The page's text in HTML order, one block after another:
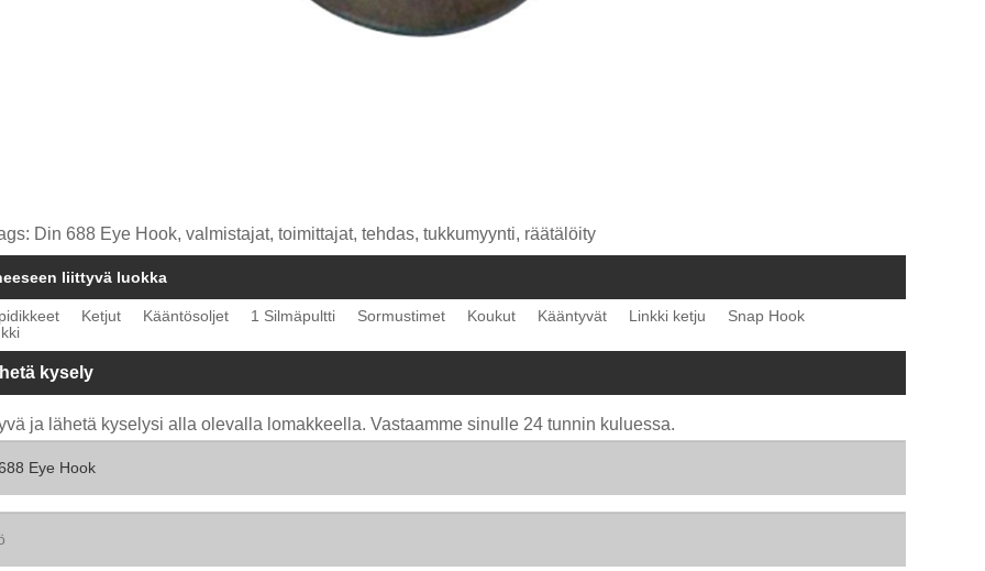
Din 688 Eye Hook, valmistajat, toimittajat, tehdas, tukkumyynti, räätälöity
liittyvä luokka
Ketjut Kääntösoljet 1 Silmäpultti Sormustimet Koukut Kääntyvät Linkki ketju
Snap Hook
kysely
ja lähetä kyselysi alla olevalla lomakkeella. Vastaamme sinulle 24 tunnin kuluessa.